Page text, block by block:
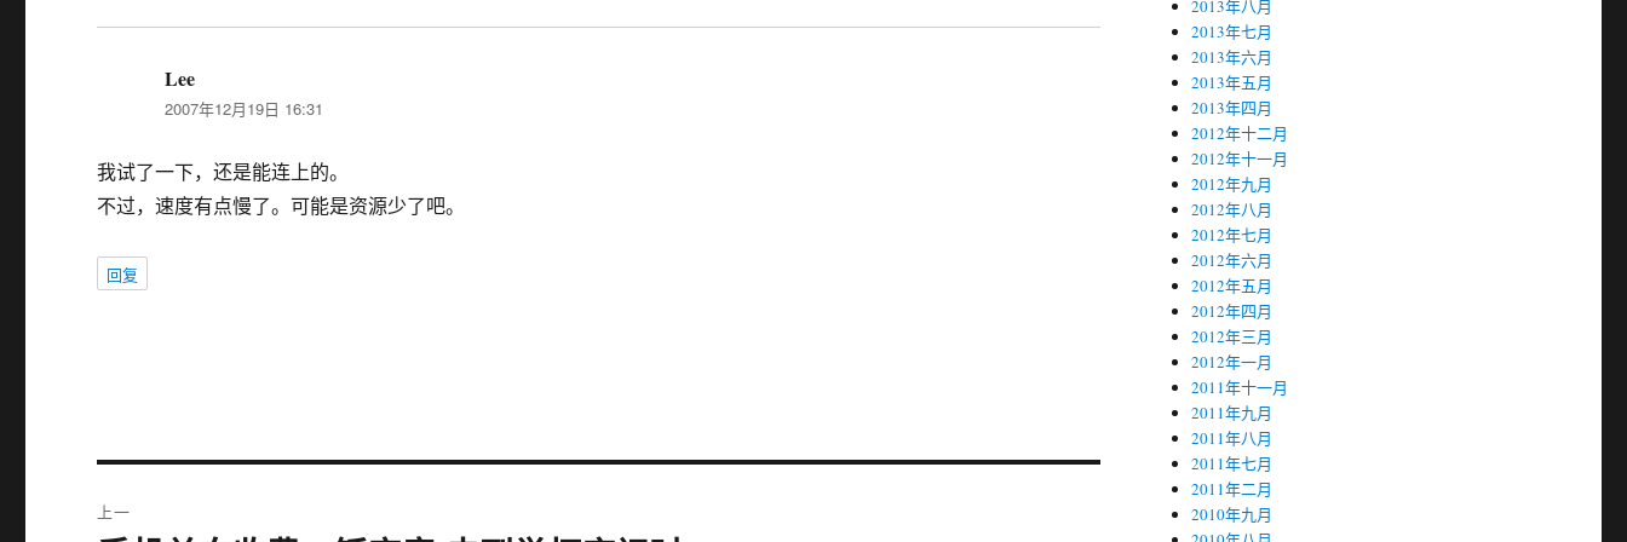
Lee
道：
2007年12月19日 16:31
我试了一下，还是能连上的。
不过，速度有点慢了。可能是资源少了吧。
回复
上一
2013年八月
2013年七月
2013年六月
2013年五月
2013年四月
2012年十二月
2012年十一月
2012年九月
2012年八月
2012年七月
2012年六月
2012年五月
2012年四月
2012年三月
2012年一月
2011年十一月
2011年九月
2011年八月
2011年七月
2011年二月
2010年九月